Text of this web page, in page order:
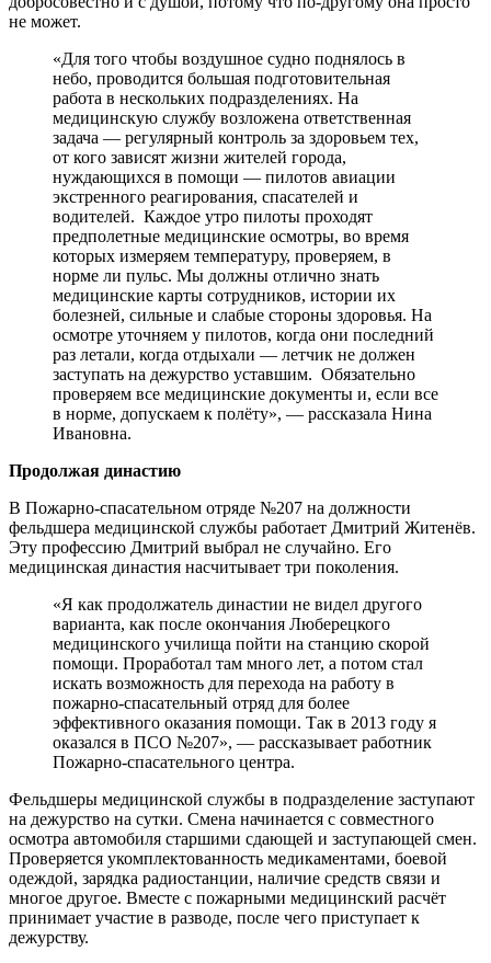
не может.
«Для того чтобы воздушное судно поднялось в
небо, проводится большая подготовительная
работа в нескольких подразделениях. На
медицинскую службу возложена ответственная
задача — регулярный контроль за здоровьем тех,
от кого зависят жизни жителей города,
нуждающихся в помощи — пилотов авиации
экстренного реагирования, спасателей и
водителей. Каждое утро пилоты проходят
предполетные медицинские осмотры, во время
которых измеряем температуру, проверяем, в
норме ли пульс. Мы должны отлично знать
медицинские карты сотрудников, истории их
болезней, сильные и слабые стороны здоровья. На
осмотре уточняем у пилотов, когда они последний
раз летали, когда отдыхали — летчик не должен
заступать на дежурство уставшим. Обязательно
проверяем все медицинские документы и, если все
в норме, допускаем к полёту», — рассказала Нина
Ивановна.
Продолжая династию
В Пожарно-спасательном отряде №207 на должности
фельдшера медицинской службы работает Дмитрий Житенёв.
Эту профессию Дмитрий выбрал не случайно. Его
медицинская династия насчитывает три поколения.
«Я как продолжатель династии не видел другого
варианта, как после окончания Люберецкого
медицинского училища пойти на станцию скорой
помощи. Проработал там много лет, а потом стал
искать возможность для перехода на работу в
пожарно-спасательный отряд для более
эффективного оказания помощи. Так в 2013 году я
оказался в ПСО №207», — рассказывает работник
Пожарно-спасательного центра.
Фельдшеры медицинской службы в подразделение заступают
на дежурство на сутки. Смена начинается с совместного
осмотра автомобиля старшими сдающей и заступающей смен.
Проверяется укомплектованность медикаментами, боевой
одеждой, зарядка радиостанции, наличие средств связи и
многое другое. Вместе с пожарными медицинский расчёт
принимает участие в разводе, после чего приступает к
дежурству.